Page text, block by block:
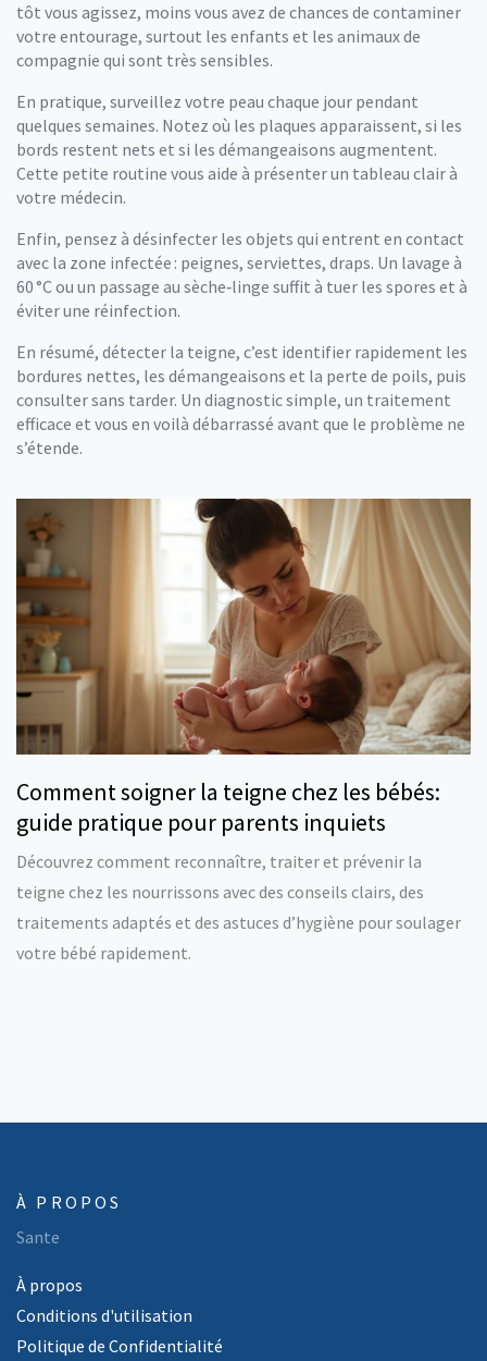
tôt vous agissez, moins vous avez de chances de contaminer
votre entourage, surtout les enfants et les animaux de
compagnie qui sont très sensibles.
En pratique, surveillez votre peau chaque jour pendant
quelques semaines. Notez où les plaques apparaissent, si les
bords restent nets et si les démangeaisons augmentent.
Cette petite routine vous aide à présenter un tableau clair à
votre médecin.
Enfin, pensez à désinfecter les objets qui entrent en contact
avec la zone infectée : peignes, serviettes, draps. Un lavage à
60 °C ou un passage au sèche‑linge suffit à tuer les spores et à
éviter une réinfection.
En résumé, détecter la teigne, c’est identifier rapidement les
bordures nettes, les démangeaisons et la perte de poils, puis
consulter sans tarder. Un diagnostic simple, un traitement
efficace et vous en voilà débarrassé avant que le problème ne
s’étende.
Comment soigner la teigne chez les bébés:
guide pratique pour parents inquiets
Découvrez comment reconnaître, traiter et prévenir la
teigne chez les nourrissons avec des conseils clairs, des
traitements adaptés et des astuces d’hygiène pour soulager
votre bébé rapidement.
À PROPOS
Sante
À propos
Conditions d'utilisation
Politique de Confidentialité